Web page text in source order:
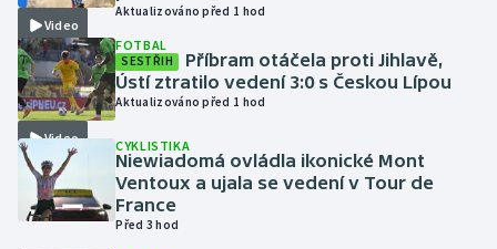
Lyže a snowboard
Moderní pětiboj
Motorsport
Olympijské hry
Video
Aktualizováno před 1 hod
Video
FOTBAL
SESTŘIH
Příbram otáčela proti Jihlavě,
Ústí ztratilo vedení 3:0 s Českou Lípou
Aktualizováno před 1 hod
CYKLISTIKA
Niewiadomá ovládla ikonické Mont
Ventoux a ujala se vedení v Tour de
France
Před 3 hod